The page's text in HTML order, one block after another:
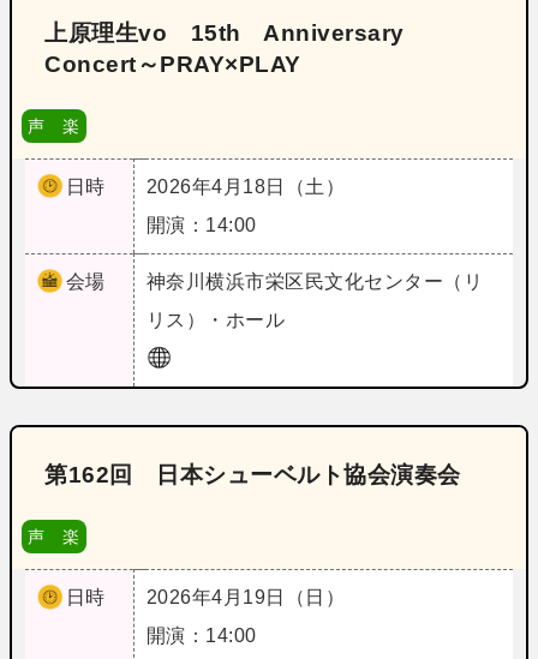
上原理生vo 15th Anniversary
Concert～PRAY×PLAY
声 楽
日時
2026年4月18日（土）
開演：14:00
会場 神奈川横浜市栄区民文化センター（リ
リス）・ホール
第162回 日本シューベルト協会演奏会
声 楽
日時
2026年4月19日（日）
開演：14:00